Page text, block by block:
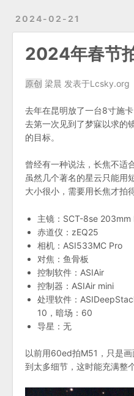
2024-02-21
2024年春节
原创 梁晨 发表于Lcsky.org
去年在昆明放了一台8寸施
去第一次见到了梦寐以求的
的目标。
曾经有一种说法，长焦不适
虽然几个著名的星云只能用
大小很小，需要用长焦才拍
主镜：SCT-8se 203mm
赤道仪：zEQ25
相机：ASI533MC Pro
对焦：鱼骨板
控制软件：ASIAir
控制器：ASIAir mini
处理软件：
10，暗场：60
导星：无
以前用60ed拍M51，只是
到太多细节，这时能充满整